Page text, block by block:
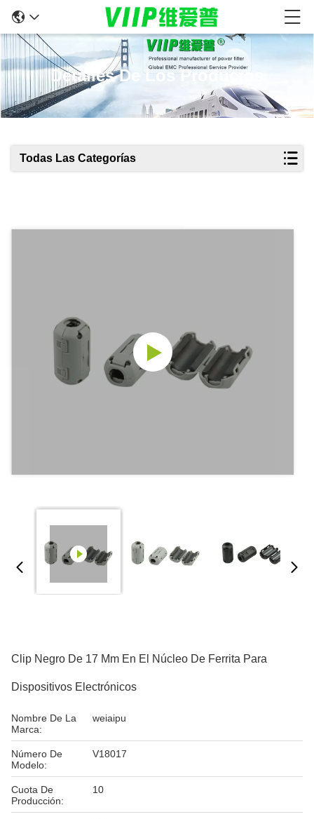
Detalles De Los Productos
Todas Las Categorías
Clip Negro De 17 Mm En El Núcleo De Ferrita Para
Dispositivos Electrónicos
Nombre De La
Marca:
weiaipu
Número De
Modelo:
V18017
Cuota De
Producción:
10